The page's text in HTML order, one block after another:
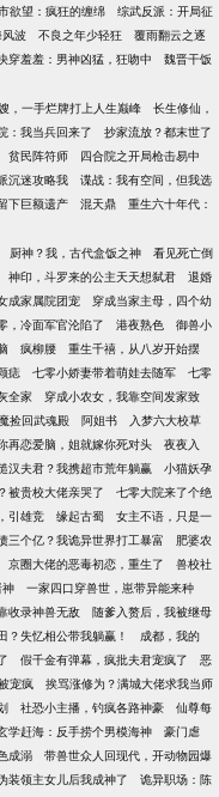
胸针。那些本该对女主痴
黏在了她身上。而女主，
阴恻恻地看戏？
欲望：疯狂的缠绵
综武反派：开局征
波 不良之年少轻狂
覆雨翻云之逐
穿羞羞：男神凶猛，狂吻中
魏晋干饭
，一手烂牌打上人生巅峰
长生修仙，
：我当兵回来了
抄家流放？都末世了
贫民阵符师
四合院之开局枪击易中
沉迷攻略我
谍战：我有空间，但我选
下巨额遗产 混天鼎
重生六十年代：
厨神？我，古代盒饭之神
看见死亡倒
神印，斗罗来的公主天天想弑君
退婚
成家属院团宠
穿成当家主母，四个幼
，冷面军官沦陷了 港夜熟色
御兽小
疯柳腰
重生千禧，从八岁开始摆
痣 七零小娇妻带着萌娃去随军
七零
全家
穿成小农女，我靠空间发家致
捡回武魂殿 阿姐书
入梦六大校草
再恋爱脑，姐就嫁你死对头
夜夜入
汉夫君？我携超市荒年躺赢
小猫妖孕
被贵校大佬亲哭了
七零大院来了个绝
引雄竞 缘起古蜀
女主不语，只是一
三个亿？我诡异世界打工暴富
肥婆农
京圈大佬的恶毒初恋，重生了
兽校社
一家四口穿兽世，崽带异能来种
收录神兽无敌
随爹入赘后，我被继母
？失忆相公带我躺赢！
成都，我的
假千金有弹幕，疯批夫君宠疯了
恶
宠疯
挨骂涨修为？满城大佬求我当师
社恐小主播，钓疯各路神豪
仙尊每
学赶海：反手捞个男模海神
豪门虐
成溺
带兽世众人回现代，开动物园爆
装领主女儿后我成神了
诡异职场：陈